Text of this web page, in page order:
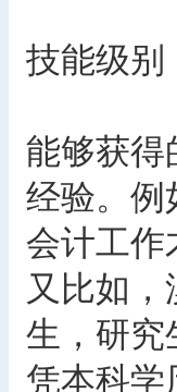
技能级别
能够获
经验。
会计工
又比如
生，研
凭本科